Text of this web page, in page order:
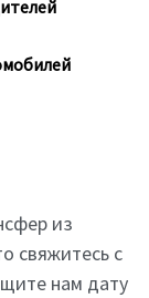
из
свяжитесь с
нам дату